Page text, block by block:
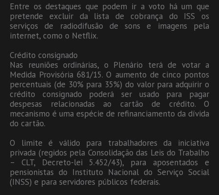
Entre os destaques que podem ir a voto há um que
pretende excluir da lista de cobrança do ISS os
serviços de radiodifusão de sons e imagens pela
internet, como o Netflix.
Crédito consignado
Nas reuniões ordinárias, o Plenário terá de votar a
Medida Provisória 681/15. O aumento de cinco pontos
percentuais (de 30% para 35%) do valor para adquirir o
crédito consignado poderá ser usado para pagar
despesas relacionadas ao cartão de crédito. O
mecanismo é uma espécie de refinanciamento da dívida
do cartão.
O limite é válido para trabalhadores da iniciativa
privada (regidos pela Consolidação das Leis do Trabalho
– CLT, Decreto-lei 5.452/43), para aposentados e
pensionistas do Instituto Nacional do Serviço Social
(INSS) e para servidores públicos federais.